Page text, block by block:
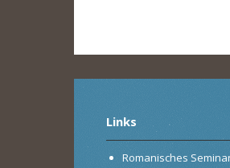
Links
Romanisches